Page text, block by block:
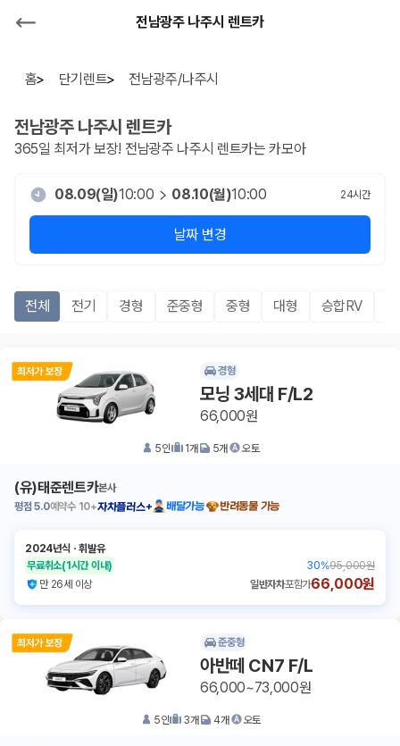
전남광주 나주시 렌트카
홈 단기렌트 전남광주/나주시
전남광주 나주시 렌트카
365일 최저가 보장! 전남광주 나주시 렌트카는 카모아
08.09(일)10:00 08.10(월)10:00 24시간
날짜 변경
전체 전기 경형 준중형 중형 대형 승합RV
경형
모닝 3세대 F/L2
66,000원
5인 1개 5개 오토
(유)태준렌트카본사
평점 5.0예약수 10+자차플러스+ 배달가능 반려동물 가능
2024년식 ㆍ휘발유
무료취소(1시간 이내) 30%95,000원
만 26세 이상
일반자차포함가66,000원
준중형
아반떼 CN7 F/L
66,000~73,000원
5인 3개 4개 오토